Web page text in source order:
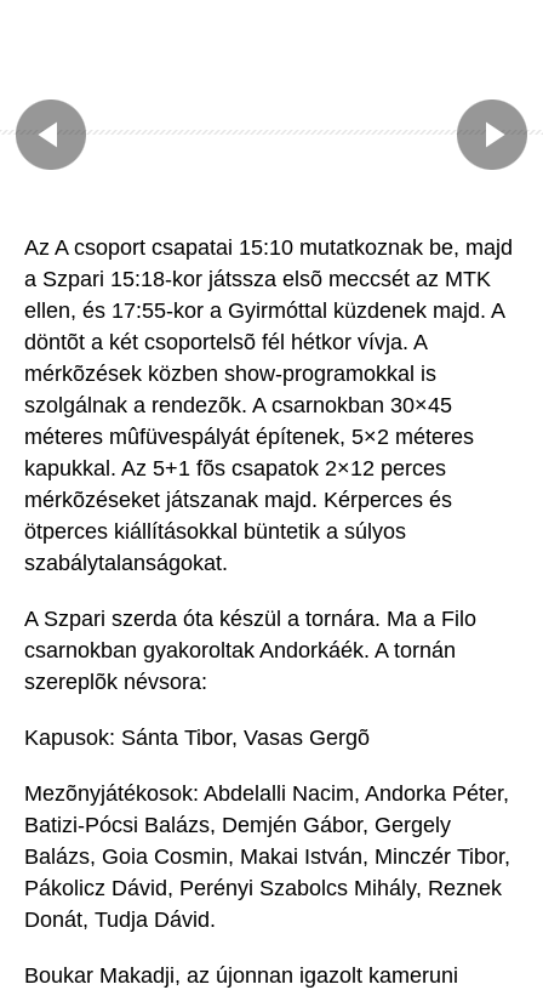
Az A csoport csapatai 15:10 mutatkoznak be, majd
a Szpari 15:18-kor játssza elsõ meccsét az MTK
ellen, és 17:55-kor a Gyirmóttal küzdenek majd. A
döntõt a két csoportelsõ fél hétkor vívja. A
mérkõzések közben show-programokkal is
szolgálnak a rendezõk. A csarnokban 30×45
méteres mûfüvespályát építenek, 5×2 méteres
kapukkal. Az 5+1 fõs csapatok 2×12 perces
mérkõzéseket játszanak majd. Kérperces és
ötperces kiállításokkal büntetik a súlyos
szabálytalanságokat.
A Szpari szerda óta készül a tornára. Ma a Filo
csarnokban gyakoroltak Andorkáék. A tornán
szereplõk névsora:
Kapusok: Sánta Tibor, Vasas Gergõ
Mezõnyjátékosok: Abdelalli Nacim, Andorka Péter,
Batizi-Pócsi Balázs, Demjén Gábor, Gergely
Balázs, Goia Cosmin, Makai István, Minczér Tibor,
Pákolicz Dávid, Perényi Szabolcs Mihály, Reznek
Donát, Tudja Dávid.
Boukar Makadji, az újonnan igazolt kameruni